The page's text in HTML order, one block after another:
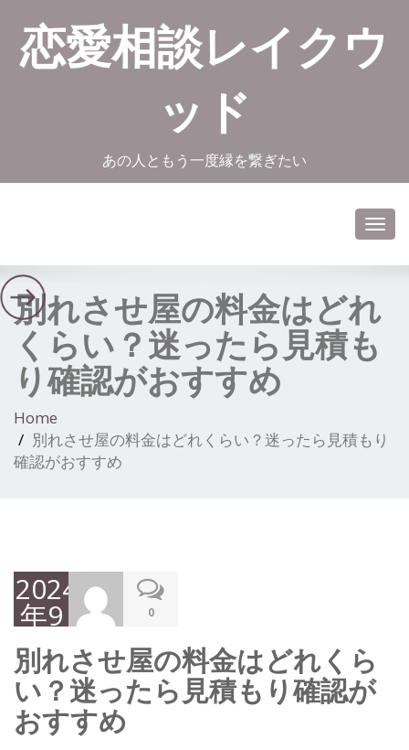
恋愛相談レイクウ
ッド
あの人ともう一度縁を繋ぎたい
別れさせ屋の料金はどれ
くらい？迷ったら見積も
り確認がおすすめ
Home
別れさせ屋の料金はどれくらい？迷ったら見積もり
確認がおすすめ
2024
年9
月
30
日
0
別れさせ屋の料金はどれくら
い？迷ったら見積もり確認が
おすすめ